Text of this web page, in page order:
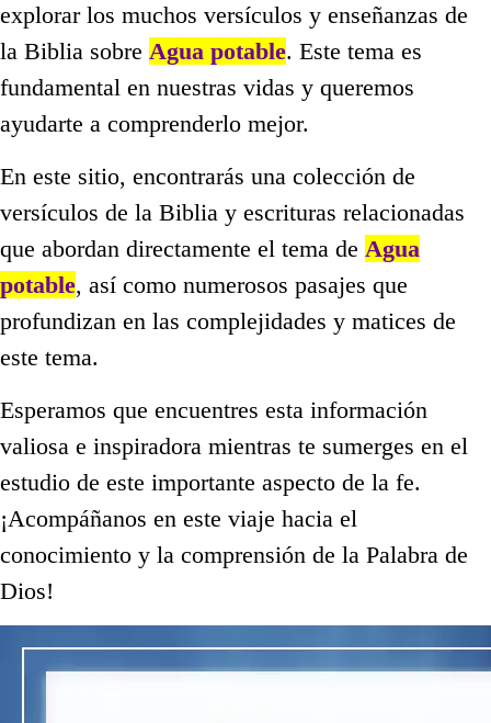
explorar los muchos versículos y enseñanzas de
la Biblia sobre Agua potable. Este tema es
fundamental en nuestras vidas y queremos
ayudarte a comprenderlo mejor.
En este sitio, encontrarás una colección de
versículos de la Biblia y escrituras relacionadas
que abordan directamente el tema de Agua
potable, así como numerosos pasajes que
profundizan en las complejidades y matices de
este tema.
Esperamos que encuentres esta información
valiosa e inspiradora mientras te sumerges en el
estudio de este importante aspecto de la fe.
¡Acompáñanos en este viaje hacia el
conocimiento y la comprensión de la Palabra de
Dios!